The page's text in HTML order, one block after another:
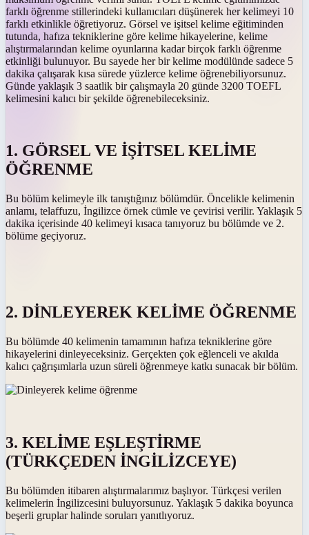
farklı öğrenme stillerindeki kullanıcıları düşünerek her kelimeyi 10
farklı etkinlikle öğretiyoruz. Görsel ve işitsel kelime eğitiminden
tutunda, hafıza tekniklerine göre kelime hikayelerine, kelime
alıştırmalarından kelime oyunlarına kadar birçok farklı öğrenme
etkinliği bulunuyor. Bu sayede her bir kelime modülünde sadece 5
dakika çalışarak kısa sürede yüzlerce kelime öğrenebiliyorsunuz.
Günde yaklaşık 3 saatlik bir çalışmayla 20 günde 3200 TOEFL
kelimesini kalıcı bir şekilde öğrenebileceksiniz.
1. GÖRSEL VE İŞİTSEL KELİME
ÖĞRENME
Bu bölüm kelimeyle ilk tanıştığınız bölümdür. Öncelikle kelimenin
anlamı, telaffuzu, İngilizce örnek cümle ve çevirisi verilir. Yaklaşık 5
dakika içerisinde 40 kelimeyi kısaca tanıyoruz bu bölümde ve 2.
bölüme geçiyoruz.
2. DİNLEYEREK KELİME ÖĞRENME
Bu bölümde 40 kelimenin tamamının hafıza tekniklerine göre
hikayelerini dinleyeceksiniz. Gerçekten çok eğlenceli ve akılda
kalıcı çağrışımlarla uzun süreli öğrenmeye katkı sunacak bir bölüm.
3. KELİME EŞLEŞTİRME
(TÜRKÇEDEN İNGİLİZCEYE)
Bu bölümden itibaren alıştırmalarımız başlıyor. Türkçesi verilen
kelimelerin İngilizcesini buluyorsunuz. Yaklaşık 5 dakika boyunca
beşerli gruplar halinde soruları yanıtlıyoruz.